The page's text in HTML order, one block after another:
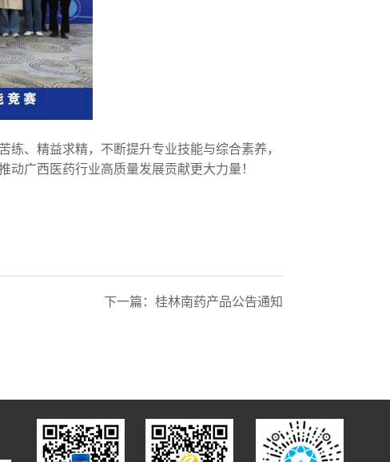
、精益求精，不断提升专业技能与综合素养，
广西医药行业高质量发展贡献更大力量！
下一篇： 桂林南药产品公告通知